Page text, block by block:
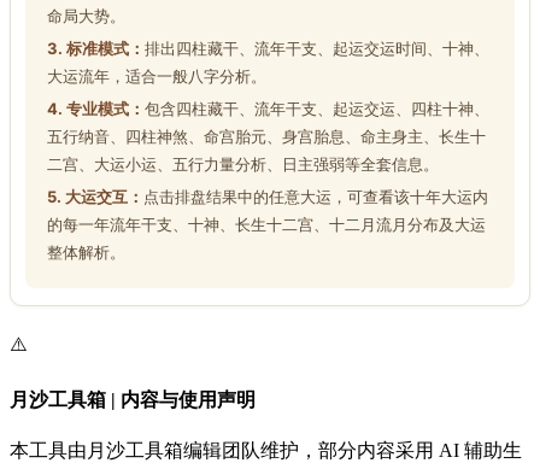
命局大势。
3. 标准模式： 排出四柱藏干、流年干支、起运交运时间、十神、
大运流年，适合一般八字分析。
4. 专业模式： 包含四柱藏干、流年干支、起运交运、四柱十神、
五行纳音、四柱神煞、命宫胎元、身宫胎息、命主身主、长生十
二宫、大运小运、五行力量分析、日主强弱等全套信息。
5. 大运交互： 点击排盘结果中的任意大运，可查看该十年大运内
的每一年流年干支、十神、长生十二宫、十二月流月分布及大运
整体解析。
⚠️
月沙工具箱 | 内容与使用声明
本工具由月沙工具箱编辑团队维护，部分内容采用 AI 辅助生